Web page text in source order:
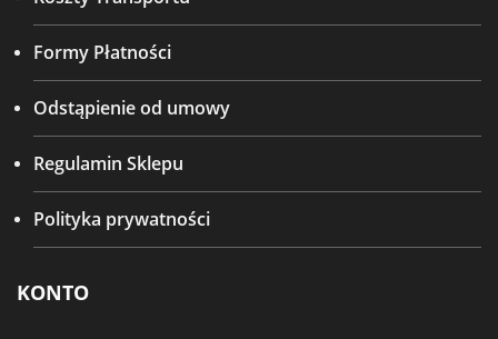
Formy Płatności
Odstąpienie od umowy
Regulamin Sklepu
Polityka prywatności
KONTO